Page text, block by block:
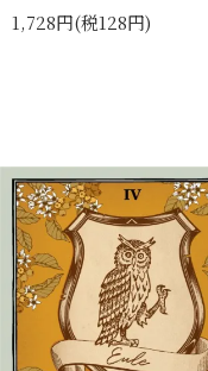
1,728円(税128円)